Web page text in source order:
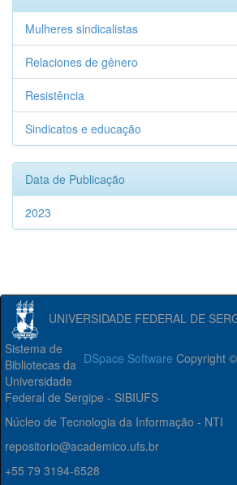
Mulheres sindicalistas
Relaciones de gênero
Resistência
Sindicatos e educação
Data de Publicação
2023
UNIVERSIDADE FEDERAL DE
DSpace Software Copyright
Sistema de
Bibliotecas da
Universidade
Federal de Sergipe - SIBIUFS
Núcleo de Tecnologia da Informação - NTI
repositorio@academico.ufs.br
+55 79 3194-6528